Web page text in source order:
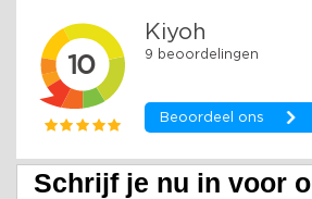
Schrijf je nu in voor